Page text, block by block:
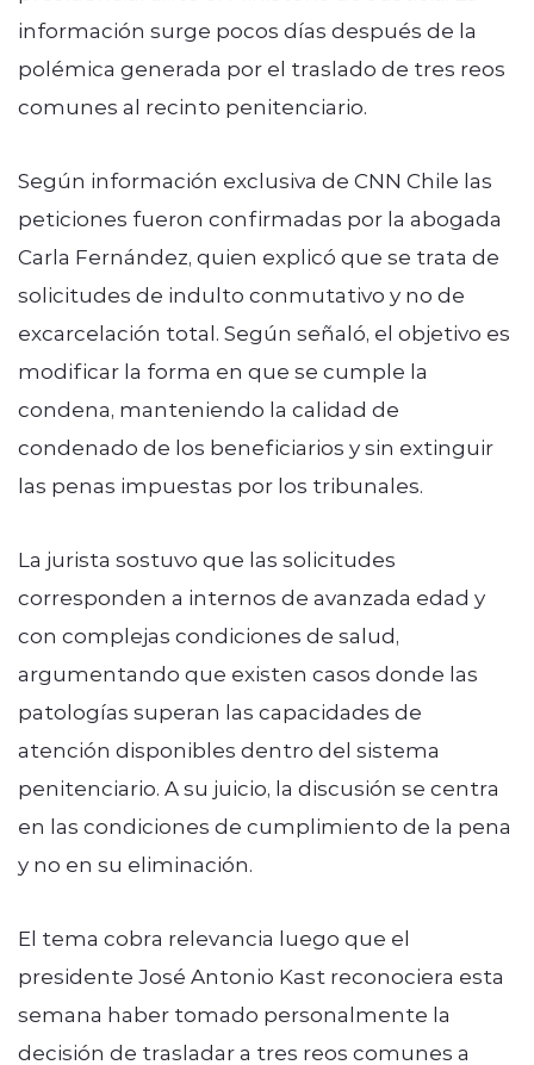
información surge pocos días después de la
polémica generada por el traslado de tres reos
comunes al recinto penitenciario.
Según información exclusiva de CNN Chile las
peticiones fueron confirmadas por la abogada
Carla Fernández, quien explicó que se trata de
solicitudes de indulto conmutativo y no de
excarcelación total. Según señaló, el objetivo es
modificar la forma en que se cumple la
condena, manteniendo la calidad de
condenado de los beneficiarios y sin extinguir
las penas impuestas por los tribunales.
La jurista sostuvo que las solicitudes
corresponden a internos de avanzada edad y
con complejas condiciones de salud,
argumentando que existen casos donde las
patologías superan las capacidades de
atención disponibles dentro del sistema
penitenciario. A su juicio, la discusión se centra
en las condiciones de cumplimiento de la pena
y no en su eliminación.
El tema cobra relevancia luego que el
presidente José Antonio Kast reconociera esta
semana haber tomado personalmente la
decisión de trasladar a tres reos comunes a